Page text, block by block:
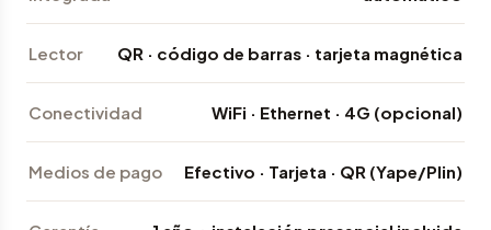
Lector QR · código de barras · tarjeta magnética
Conectividad WiFi · Ethernet · 4G (opcional)
Medios de pago Efectivo · Tarjeta · QR (Yape/Plin)